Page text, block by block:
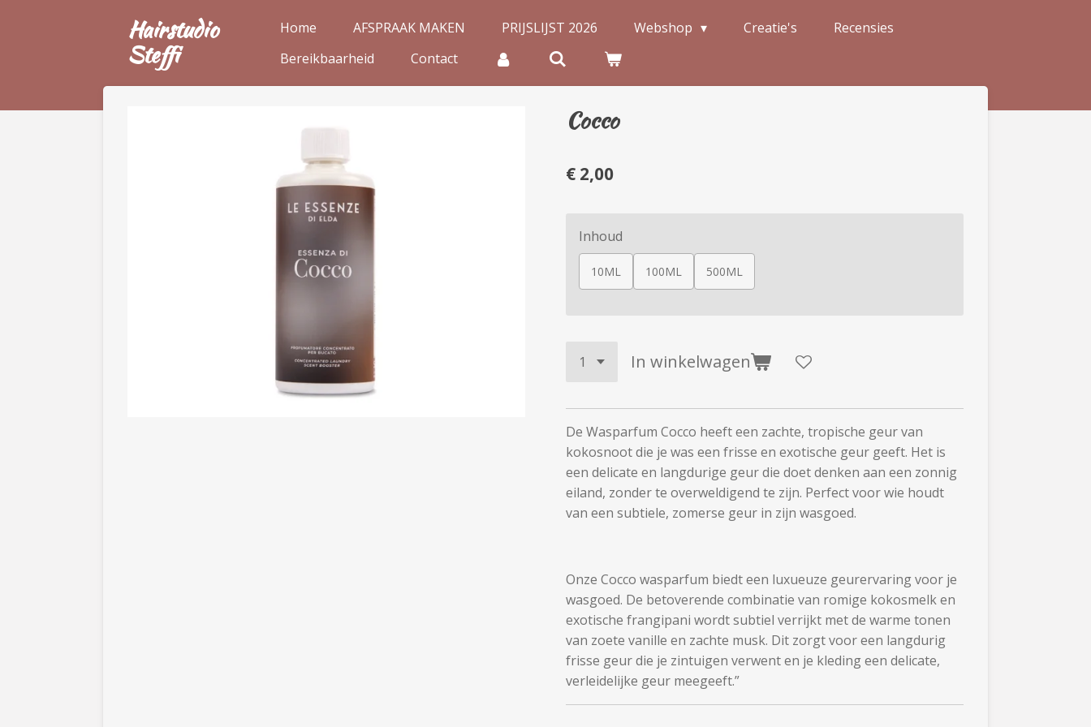
Hairstudio
Steffi
Home AFSPRAAK MAKEN PRIJSLIJST 2026 Webshop Creatie's
Recensies
Bereikbaarheid
Contact
Cocco
€ 2,00
Inhoud
10ML 100ML 500ML
In winkelwagen
De Wasparfum Cocco heeft een zachte, tropische geur van
kokosnoot die je was een frisse en exotische geur geeft. Het is
een delicate en langdurige geur die doet denken aan een zonnig
eiland, zonder te overweldigend te zijn. Perfect voor wie houdt
van een subtiele, zomerse geur in zijn wasgoed.
Onze Cocco wasparfum biedt een luxueuze geurervaring voor je
wasgoed. De betoverende combinatie van romige kokosmelk en
exotische frangipani wordt subtiel verrijkt met de warme tonen
van zoete vanille en zachte musk. Dit zorgt voor een langdurig
frisse geur die je zintuigen verwent en je kleding een delicate,
verleidelijke geur meegeeft.”